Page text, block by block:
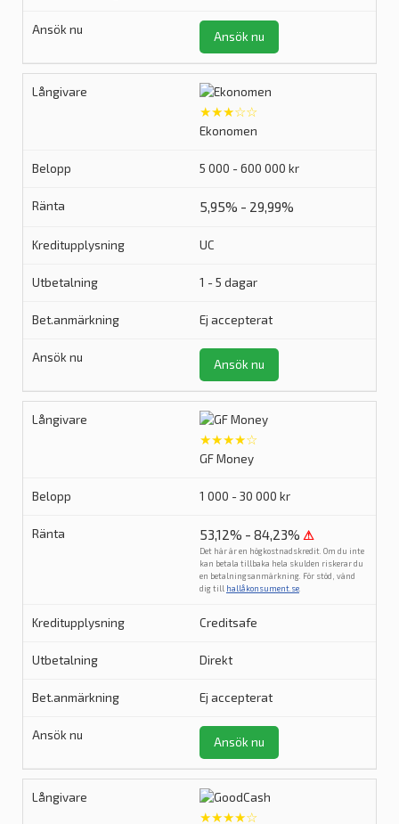
Ansök nu
★★★☆☆
Ekonomen
5 000 - 600 000 kr
5,95% - 29,99%
UC
1 - 5 dagar
Ej accepterat
Ansök nu
★★★★☆
GF Money
1 000 - 30 000 kr
53,12% - 84,23% ⚠
Det här är en högkostnadskredit. Om du inte
kan betala tillbaka hela skulden riskerar du
en betalningsanmärkning. För stöd, vänd
dig till hallåkonsument.se
Creditsafe
Direkt
Ej accepterat
Ansök nu
★★★★☆